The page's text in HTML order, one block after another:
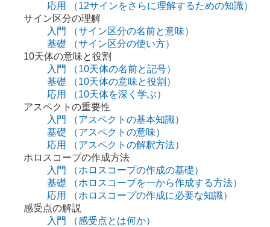
応用
（12サインをさらに理解するための知識）
サイン区分の理解
入門
（サイン区分の名前と意味）
基礎
（サイン区分の使い方）
10天体の意味と役割
入門
（10天体の名前と記号）
基礎
（10天体の意味と役割）
応用
（10天体を深く学ぶ）
アスペクトの重要性
入門
（アスペクトの基本知識）
基礎
（アスペクトの意味）
応用
（アスペクトの解釈方法）
ホロスコープの作成方法
入門
（ホロスコープの作成の基礎）
基礎
（ホロスコープを一から作成する方法）
応用
（ホロスコープの作成に必要な知識）
感受点の解説
入門
（感受点とは何か）